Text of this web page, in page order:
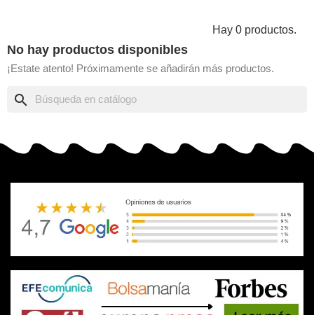
Hay 0 productos.
No hay productos disponibles
¡Estate atento! Próximamente se añadirán más productos.
search